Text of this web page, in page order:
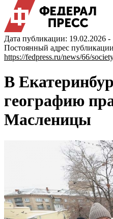
Дата публикации: 19.02.2026 -
Постоянный адрес
https://fedpress.ru/news/66/
В
географию
Масленицы